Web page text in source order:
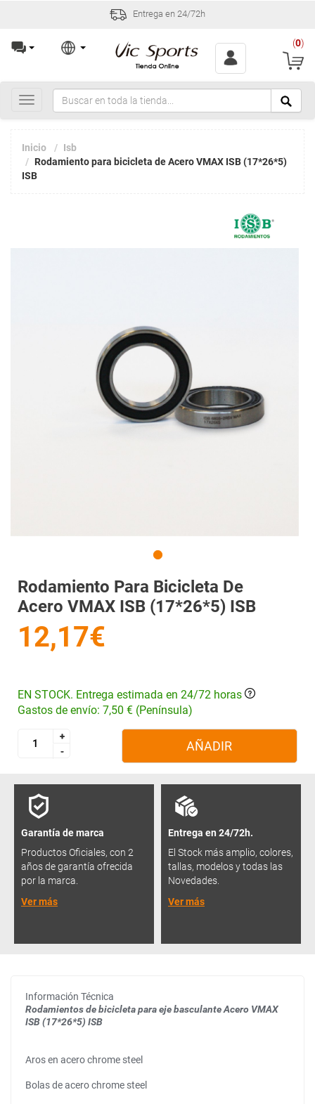
Entrega en 24/72h
(0)
Toggle
navigation
Inicio
Isb
Rodamiento para bicicleta de Acero VMAX ISB (17*26*5)
ISB
Rodamiento Para Bicicleta De
Acero VMAX ISB (17*26*5) ISB
12,17€
EN STOCK. Entrega estimada en 24/72 horas
Gastos de envío: 7,50 € (Península)
+
-
+
-
AÑADIR
Garantía de marca
Productos Oficiales, con 2
años de garantía ofrecida
por la marca.
Ver más
Entrega en 24/72h.
El Stock más amplio, colores,
tallas, modelos y todas las
Novedades.
Ver más
Información Técnica
Rodamientos de bicicleta para eje basculante Acero VMAX
ISB (17*26*5) ISB
Aros en acero chrome steel
Bolas de acero chrome steel